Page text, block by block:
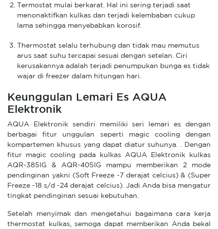
Termostat mulai berkarat. Hal ini sering terjadi saat
menonaktifkan kulkas dan terjadi kelembaban cukup
lama sehingga menyebabkan korosif.
Thermostat selalu terhubung dan tidak mau memutus
arus saat suhu tercapai sesuai dengan setelan. Ciri
kerusakannya adalah terjadi penumpukan bunga es tidak
wajar di freezer dalam hitungan hari.
Keunggulan Lemari Es AQUA
Elektronik
AQUA Elektronik sendiri memiliki seri lemari es dengan
berbagai fitur unggulan seperti magic cooling dengan
kompartemen khusus yang dapat diatur suhunya. . Dengan
fitur magic cooling pada kulkas AQUA Elektronik kulkas
AQR-385IG & AQR-405IG mampu memberikan 2 mode
pendinginan yakni (Soft Freeze -7 derajat celcius) & (Super
Freeze -18 s/d -24 derajat celcius). Jadi Anda bisa mengatur
tingkat pendinginan sesuai kebutuhan.
Setelah menyimak dan mengetahui bagaimana cara kerja
thermostat kulkas, semoga dapat memberikan Anda bekal